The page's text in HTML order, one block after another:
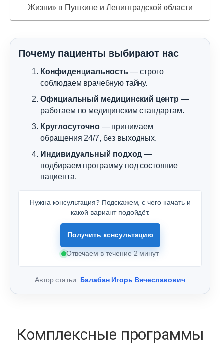
Жизни» в Пушкине и Ленинградской области
Почему пациенты выбирают нас
Конфиденциальность — строго
соблюдаем врачебную тайну.
Официальный медицинский центр —
работаем по медицинским стандартам.
Круглосуточно — принимаем
обращения 24/7, без выходных.
Индивидуальный подход —
подбираем программу под состояние
пациента.
Нужна консультация? Подскажем, с чего начать и
какой вариант подойдёт.
Получить консультацию
Отвечаем в течение 2 минут
Автор статьи: Балабан Игорь Вячеславович
Комплексные программы